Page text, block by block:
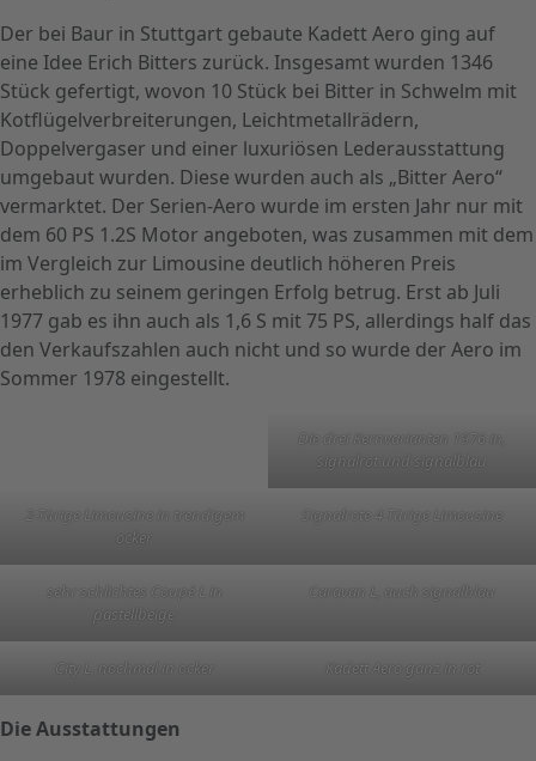
Der bei Baur in Stuttgart gebaute Kadett Aero ging auf
eine Idee Erich Bitters zurück. Insgesamt wurden 1346
Stück gefertigt, wovon 10 Stück bei Bitter in Schwelm mit
Kotflügelverbreiterungen, Leichtmetallrädern,
Doppelvergaser und einer luxuriösen Lederausstattung
umgebaut wurden. Diese wurden auch als „Bitter Aero“
vermarktet. Der Serien-Aero wurde im ersten Jahr nur mit
dem 60 PS 1.2S Motor angeboten, was zusammen mit dem
im Vergleich zur Limousine deutlich höheren Preis
erheblich zu seinem geringen Erfolg betrug. Erst ab Juli
1977 gab es ihn auch als 1,6 S mit 75 PS, allerdings half das
den Verkaufszahlen auch nicht und so wurde der Aero im
Sommer 1978 eingestellt.
Die drei Kernvarianten 1976 in,
signalrot und signalblau
2-Türige Limousine in trendigem
ocker
Signalrote 4-Türige Limousine
sehr schlichtes Coupé L in
pastellbeige
Caravan L, auch signalblau
City L, nochmal in ocker Kadett Aero ganz in rot
Die Ausstattungen